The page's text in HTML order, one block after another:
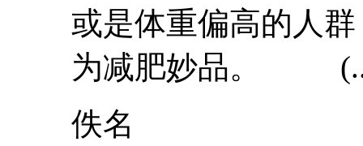
或是体重偏高的人
为减肥妙品。
佚名